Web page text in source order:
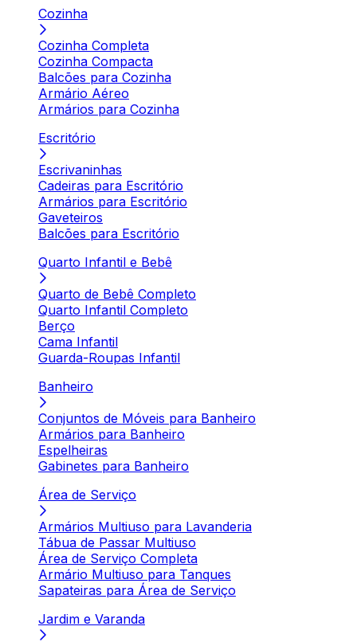
Cozinha
Cozinha Completa
Cozinha Compacta
Balcões para Cozinha
Armário Aéreo
Armários para Cozinha
Escritório
Escrivaninhas
Cadeiras para Escritório
Armários para Escritório
Gaveteiros
Balcões para Escritório
Quarto Infantil e Bebê
Quarto de Bebê Completo
Quarto Infantil Completo
Berço
Cama Infantil
Guarda-Roupas Infantil
Banheiro
Conjuntos de Móveis para Banheiro
Armários para Banheiro
Espelheiras
Gabinetes para Banheiro
Área de Serviço
Armários Multiuso para Lavanderia
Tábua de Passar Multiuso
Área de Serviço Completa
Armário Multiuso para Tanques
Sapateiras para Área de Serviço
Jardim e Varanda